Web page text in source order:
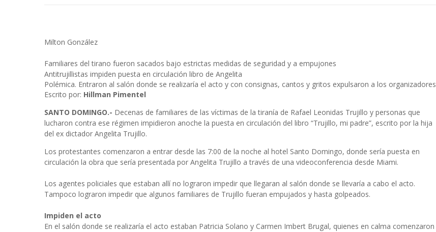
Milton González
Familiares del tirano fueron sacados bajo estrictas medidas de seguridad y a empujones
Antitrujillistas impiden puesta en circulación libro de Angelita
Polémica. Entraron al salón donde se realizaría el acto y con consignas, cantos y gritos expulsaron a los organizadores
Escrito por: Hillman Pimentel
SANTO DOMINGO.- Decenas de familiares de las víctimas de la tiranía de Rafael Leonidas Trujillo y personas que
lucharon contra ese régimen impidieron anoche la puesta en circulación del libro “Trujillo, mi padre”, escrito por la hija
del ex dictador Angelita Trujillo.
Los protestantes comenzaron a entrar desde las 7:00 de la noche al hotel Santo Domingo, donde sería puesta en
circulación la obra que sería presentada por Angelita Trujillo a través de una videoconferencia desde Miami.
Los agentes policiales que estaban allí no lograron impedir que llegaran al salón donde se llevaría a cabo el acto.
Tampoco lograron impedir que algunos familiares de Trujillo fueran empujados y hasta golpeados.
Impiden el acto
En el salón donde se realizaría el acto estaban Patricia Solano y Carmen Imbert Brugal, quienes en calma comenzaron